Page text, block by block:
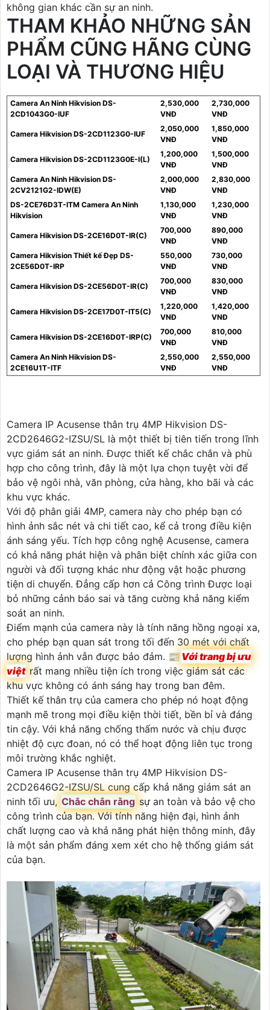
không gian khác cần sự an ninh.
THAM KHẢO NHỮNG SẢN
PHẨM CŨNG HÃNG CÙNG
LOẠI VÀ THƯƠNG HIỆU
Camera An Ninh Hikvision DS-
2CD1043G0-IUF
2,530,000
VNĐ
2,730,000
VNĐ
Camera Hikvision DS-2CD1123G0-IUF
2,050,000
VNĐ
1,850,000
VNĐ
Camera Hikvision DS-2CD1123G0E-I(L)
1,200,000
VNĐ
1,500,000
VNĐ
Camera An Ninh Hikvision DS-
2CV2121G2-IDW(E)
2,000,000
VNĐ
2,830,000
VNĐ
DS-2CE76D3T-ITM Camera An Ninh
Hikvision
1,130,000
VNĐ
1,230,000
VNĐ
Camera Hikvision DS-2CE16D0T-IR(C)
700,000
VNĐ
890,000
VNĐ
Camera Hikvision Thiết kế Đẹp DS-
2CE56D0T-IRP
550,000
VNĐ
730,000
VNĐ
Camera Hikvision DS-2CE56D0T-IR(C)
700,000
VNĐ
830,000
VNĐ
Camera Hikvision DS-2CE17D0T-IT5(C)
1,220,000
VNĐ
1,420,000
VNĐ
Camera Hikvision DS-2CE16D0T-IRP(C)
700,000
VNĐ
810,000
VNĐ
Camera An Ninh Hikvision DS-
2CE16U1T-ITF
2,550,000
VNĐ
2,550,000
VNĐ
Camera IP Acusense thân trụ 4MP Hikvision DS-
2CD2646G2-IZSU/SL là một thiết bị tiên tiến trong lĩnh
vực giám sát an ninh. Được thiết kế chắc chắn và phù
hợp cho công trình, đây là một lựa chọn tuyệt vời để
bảo vệ ngôi nhà, văn phòng, cửa hàng, kho bãi và các
khu vực khác.
Với độ phân giải 4MP, camera này cho phép bạn có
hình ảnh sắc nét và chi tiết cao, kể cả trong điều kiện
ánh sáng yếu. Tích hợp công nghệ Acusense, camera
có khả năng phát hiện và phân biệt chính xác giữa con
người và đối tượng khác như động vật hoặc phương
tiện di chuyển. Đẳng cấp hơn cả Công trình Được loại
bỏ những cảnh báo sai và tăng cường khả năng kiểm
soát an ninh.
Điểm mạnh của camera này là tính năng hồng ngoại xa,
cho phép bạn quan sát trong tối đến 30 mét với chất
lượng hình ảnh vẫn được bảo đảm. 📰 Với trang bị ưu
việt rất mang nhiều tiện ích trong việc giám sát các
khu vực không có ánh sáng hay trong ban đêm.
Thiết kế thân trụ của camera cho phép nó hoạt động
mạnh mẽ trong mọi điều kiện thời tiết, bền bỉ và đáng
tin cậy. Với khả năng chống thấm nước và chịu được
nhiệt độ cực đoan, nó có thể hoạt động liên tục trong
môi trường khắc nghiệt.
Camera IP Acusense thân trụ 4MP Hikvision DS-
2CD2646G2-IZSU/SL cung cấp khả năng giám sát an
ninh tối ưu, Chắc chắn rằng sự an toàn và bảo vệ cho
công trình của bạn. Với tính năng hiện đại, hình ảnh
chất lượng cao và khả năng phát hiện thông minh, đây
là một sản phẩm đáng xem xét cho hệ thống giám sát
của bạn.